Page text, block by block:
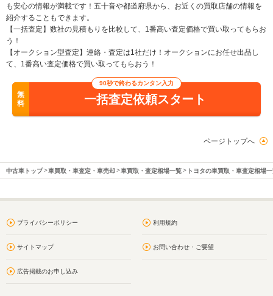
も安心の情報が満載です！五十音や都道府県から、お近くの買取店舗の情報を
紹介することもできます。
【一括査定】数社の見積もりを比較して、1番高い査定価格で買い取ってもらお
う！
【オークション型査定】連絡・査定は1社だけ！オークションにお任せ出品し
て、1番高い査定価格で買い取ってもらおう！
無
料
90秒で終わるカンタン入力
一括査定依頼スタート
ページトップへ
中古車トップ 車買取・車査定・車売却 車買取・査定相場一覧 トヨタの車買取・車査定相場
プライバシーポリシー 利用規約
サイトマップ お問い合わせ・ご要望
広告掲載のお申し込み